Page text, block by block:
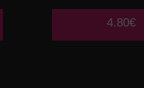
4.80€